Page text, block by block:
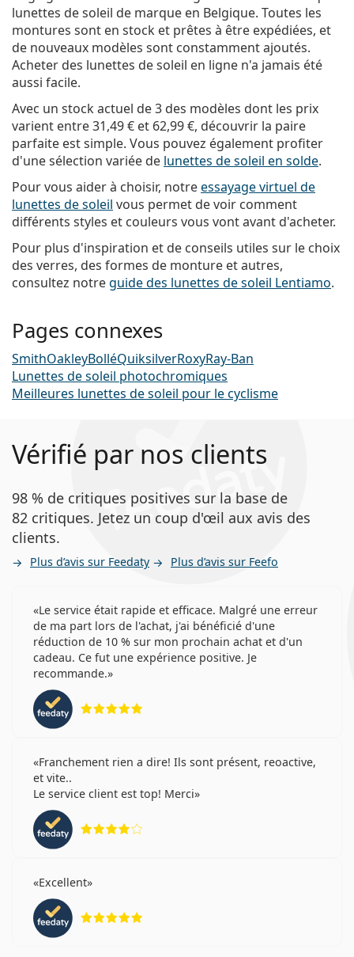
lunettes de soleil de marque en Belgique. Toutes les
montures sont en stock et prêtes à être expédiées, et
de nouveaux modèles sont constamment ajoutés.
Acheter des lunettes de soleil en ligne n'a jamais été
aussi facile.
Avec un stock actuel de 3 des modèles dont les prix
varient entre31,49 € et 62,99 €, découvrir la paire
parfaite est simple. Vous pouvez également profiter
d'une sélection variée de lunettes de soleil en solde.
Pour vous aider à choisir, notreessayage virtuel de
lunettes de soleil vous permet de voir comment
différents styles et couleurs vous vont avant d'acheter.
Pour plus d'inspiration et de conseils utiles sur le choix
des verres, des formes de monture et autres,
consultez notreguide des lunettes de soleil Lentiamo.
Pages connexes
SmithOakleyBolléQuiksilverRoxyRay-Ban
Lunettes de soleil photochromiques
Meilleures lunettes de soleil pour le cyclisme
Vérifié par nos clients
98 % de critiques positives sur la base de
82 critiques. Jetez un coup d'œil aux avis des
clients.
Plus d’avis sur Feedaty Plus d’avis sur Feefo
Le service était rapide et efficace. Malgré une erreur
de ma part lors de l'achat, j'ai bénéficié d'une
réduction de 10 % sur mon prochain achat et d'un
cadeau. Ce fut une expérience positive. Je
recommande.
Franchement rien a dire! Ils sont présent, reoactive,
et vite..
Le service client est top! Merci
Excellent